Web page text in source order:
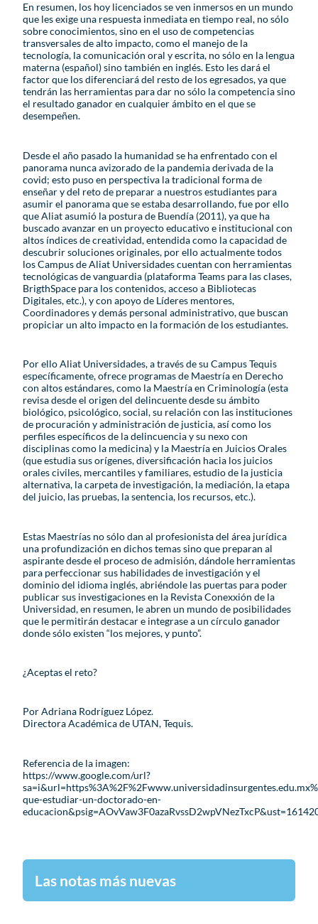
En resumen, los hoy licenciados se ven inmersos en un mundo
que les exige una respuesta inmediata en tiempo real, no sólo
sobre conocimientos, sino en el uso de competencias
transversales de alto impacto, como el manejo de la
tecnología, la comunicación oral y escrita, no sólo en la lengua
materna (español) sino también en inglés. Esto les dará el
factor que los diferenciará del resto de los egresados, ya que
tendrán las herramientas para dar no sólo la competencia sino
el resultado ganador en cualquier ámbito en el que se
desempeñen.
Desde el año pasado la humanidad se ha enfrentado con el
panorama nunca avizorado de la pandemia derivada de la
covid; esto puso en perspectiva la tradicional forma de
enseñar y del reto de preparar a nuestros estudiantes para
asumir el panorama que se estaba desarrollando, fue por ello
que Aliat asumió la postura de Buendía (2011), ya que ha
buscado avanzar en un proyecto educativo e institucional con
altos índices de creatividad, entendida como la capacidad de
descubrir soluciones originales, por ello actualmente todos
los Campus de Aliat Universidades cuentan con herramientas
tecnológicas de vanguardia (plataforma Teams para las clases,
BrigthSpace para los contenidos, acceso a Bibliotecas
Digitales, etc.), y con apoyo de Líderes mentores,
Coordinadores y demás personal administrativo, que buscan
propiciar un alto impacto en la formación de los estudiantes.
Por ello Aliat Universidades, a través de su Campus Tequis
específicamente, ofrece programas de Maestría en Derecho
con altos estándares, como la Maestría en Criminología (esta
revisa desde el origen del delincuente desde su ámbito
biológico, psicológico, social, su relación con las instituciones
de procuración y administración de justicia, así como los
perfiles específicos de la delincuencia y su nexo con
disciplinas como la medicina) y la Maestría en Juicios Orales
(que estudia sus orígenes, diversificación hacia los juicios
orales civiles, mercantiles y familiares, estudio de la justicia
alternativa, la carpeta de investigación, la mediación, la etapa
del juicio, las pruebas, la sentencia, los recursos, etc.).
Estas Maestrías no sólo dan al profesionista del área jurídica
una profundización en dichos temas sino que preparan al
aspirante desde el proceso de admisión, dándole herramientas
para perfeccionar sus habilidades de investigación y el
dominio del idioma inglés, abriéndole las puertas para poder
publicar sus investigaciones en la Revista Conexxión de la
Universidad, en resumen, le abren un mundo de posibilidades
que le permitirán destacar e integrase a un círculo ganador
donde sólo existen “los mejores, y punto”.
¿Aceptas el reto?
Por Adriana Rodríguez López.
Directora Académica de UTAN, Tequis.
Referencia de la imagen:
https://www.google.com/url?
que-estudiar-un-doctorado-en-
Las notas más nuevas